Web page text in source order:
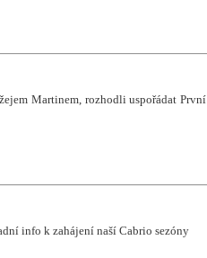
Martinem, rozhodli uspořádat První
info k zahájení naší Cabrio sezóny